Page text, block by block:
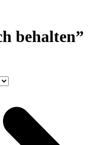
behalten”